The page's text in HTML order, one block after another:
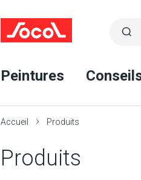
Peintures
Accueil Produits
Produits